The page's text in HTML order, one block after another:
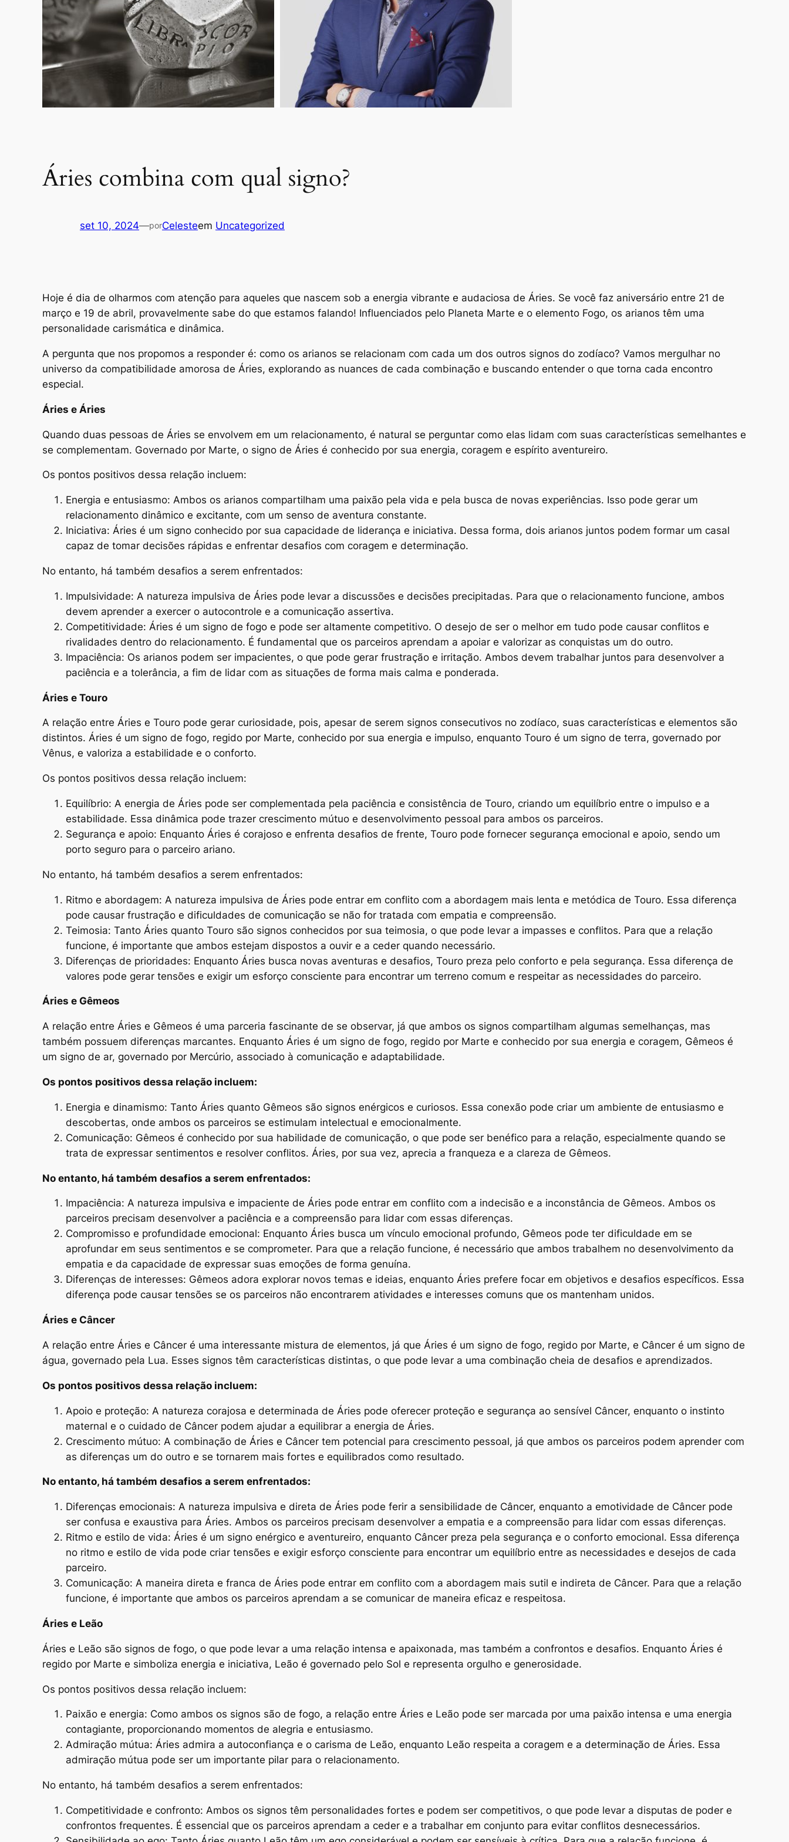
Áries combina com qual signo?
set 10, 2024—porCelesteem Uncategorized
Hoje é dia de olharmos com atenção para aqueles que nascem sob a energia vibrante e audaciosa de Áries. Se você faz aniversário entre 21 de
março e 19 de abril, provavelmente sabe do que estamos falando! Influenciados pelo Planeta Marte e o elemento Fogo, os arianos têm uma
personalidade carismática e dinâmica.
A pergunta que nos propomos a responder é: como os arianos se relacionam com cada um dos outros signos do zodíaco? Vamos mergulhar no
universo da compatibilidade amorosa de Áries, explorando as nuances de cada combinação e buscando entender o que torna cada encontro
especial.
Áries e Áries
Quando duas pessoas de Áries se envolvem em um relacionamento, é natural se perguntar como elas lidam com suas características semelhantes e
se complementam. Governado por Marte, o signo de Áries é conhecido por sua energia, coragem e espírito aventureiro.
Os pontos positivos dessa relação incluem:
Energia e entusiasmo: Ambos os arianos compartilham uma paixão pela vida e pela busca de novas experiências. Isso pode gerar um
relacionamento dinâmico e excitante, com um senso de aventura constante.
Iniciativa: Áries é um signo conhecido por sua capacidade de liderança e iniciativa. Dessa forma, dois arianos juntos podem formar um casal
capaz de tomar decisões rápidas e enfrentar desafios com coragem e determinação.
No entanto, há também desafios a serem enfrentados:
Impulsividade: A natureza impulsiva de Áries pode levar a discussões e decisões precipitadas. Para que o relacionamento funcione, ambos
devem aprender a exercer o autocontrole e a comunicação assertiva.
Competitividade: Áries é um signo de fogo e pode ser altamente competitivo. O desejo de ser o melhor em tudo pode causar conflitos e
rivalidades dentro do relacionamento. É fundamental que os parceiros aprendam a apoiar e valorizar as conquistas um do outro.
Impaciência: Os arianos podem ser impacientes, o que pode gerar frustração e irritação. Ambos devem trabalhar juntos para desenvolver a
paciência e a tolerância, a fim de lidar com as situações de forma mais calma e ponderada.
Áries e Touro
A relação entre Áries e Touro pode gerar curiosidade, pois, apesar de serem signos consecutivos no zodíaco, suas características e elementos são
distintos. Áries é um signo de fogo, regido por Marte, conhecido por sua energia e impulso, enquanto Touro é um signo de terra, governado por
Vênus, e valoriza a estabilidade e o conforto.
Os pontos positivos dessa relação incluem:
Equilíbrio: A energia de Áries pode ser complementada pela paciência e consistência de Touro, criando um equilíbrio entre o impulso e a
estabilidade. Essa dinâmica pode trazer crescimento mútuo e desenvolvimento pessoal para ambos os parceiros.
Segurança e apoio: Enquanto Áries é corajoso e enfrenta desafios de frente, Touro pode fornecer segurança emocional e apoio, sendo um
porto seguro para o parceiro ariano.
No entanto, há também desafios a serem enfrentados:
Ritmo e abordagem: A natureza impulsiva de Áries pode entrar em conflito com a abordagem mais lenta e metódica de Touro. Essa diferença
pode causar frustração e dificuldades de comunicação se não for tratada com empatia e compreensão.
Teimosia: Tanto Áries quanto Touro são signos conhecidos por sua teimosia, o que pode levar a impasses e conflitos. Para que a relação
funcione, é importante que ambos estejam dispostos a ouvir e a ceder quando necessário.
Diferenças de prioridades: Enquanto Áries busca novas aventuras e desafios, Touro preza pelo conforto e pela segurança. Essa diferença de
valores pode gerar tensões e exigir um esforço consciente para encontrar um terreno comum e respeitar as necessidades do parceiro.
Áries e Gêmeos
A relação entre Áries e Gêmeos é uma parceria fascinante de se observar, já que ambos os signos compartilham algumas semelhanças, mas
também possuem diferenças marcantes. Enquanto Áries é um signo de fogo, regido por Marte e conhecido por sua energia e coragem, Gêmeos é
um signo de ar, governado por Mercúrio, associado à comunicação e adaptabilidade.
Os pontos positivos dessa relação incluem:
Energia e dinamismo: Tanto Áries quanto Gêmeos são signos enérgicos e curiosos. Essa conexão pode criar um ambiente de entusiasmo e
descobertas, onde ambos os parceiros se estimulam intelectual e emocionalmente.
Comunicação: Gêmeos é conhecido por sua habilidade de comunicação, o que pode ser benéfico para a relação, especialmente quando se
trata de expressar sentimentos e resolver conflitos. Áries, por sua vez, aprecia a franqueza e a clareza de Gêmeos.
No entanto, há também desafios a serem enfrentados:
Impaciência: A natureza impulsiva e impaciente de Áries pode entrar em conflito com a indecisão e a inconstância de Gêmeos. Ambos os
parceiros precisam desenvolver a paciência e a compreensão para lidar com essas diferenças.
Compromisso e profundidade emocional: Enquanto Áries busca um vínculo emocional profundo, Gêmeos pode ter dificuldade em se
aprofundar em seus sentimentos e se comprometer. Para que a relação funcione, é necessário que ambos trabalhem no desenvolvimento da
empatia e da capacidade de expressar suas emoções de forma genuína.
Diferenças de interesses: Gêmeos adora explorar novos temas e ideias, enquanto Áries prefere focar em objetivos e desafios específicos. Essa
diferença pode causar tensões se os parceiros não encontrarem atividades e interesses comuns que os mantenham unidos.
Áries e Câncer
A relação entre Áries e Câncer é uma interessante mistura de elementos, já que Áries é um signo de fogo, regido por Marte, e Câncer é um signo de
água, governado pela Lua. Esses signos têm características distintas, o que pode levar a uma combinação cheia de desafios e aprendizados.
Os pontos positivos dessa relação incluem:
Apoio e proteção: A natureza corajosa e determinada de Áries pode oferecer proteção e segurança ao sensível Câncer, enquanto o instinto
maternal e o cuidado de Câncer podem ajudar a equilibrar a energia de Áries.
Crescimento mútuo: A combinação de Áries e Câncer tem potencial para crescimento pessoal, já que ambos os parceiros podem aprender com
as diferenças um do outro e se tornarem mais fortes e equilibrados como resultado.
No entanto, há também desafios a serem enfrentados:
Diferenças emocionais: A natureza impulsiva e direta de Áries pode ferir a sensibilidade de Câncer, enquanto a emotividade de Câncer pode
ser confusa e exaustiva para Áries. Ambos os parceiros precisam desenvolver a empatia e a compreensão para lidar com essas diferenças.
Ritmo e estilo de vida: Áries é um signo enérgico e aventureiro, enquanto Câncer preza pela segurança e o conforto emocional. Essa diferença
no ritmo e estilo de vida pode criar tensões e exigir esforço consciente para encontrar um equilíbrio entre as necessidades e desejos de cada
parceiro.
Comunicação: A maneira direta e franca de Áries pode entrar em conflito com a abordagem mais sutil e indireta de Câncer. Para que a relação
funcione, é importante que ambos os parceiros aprendam a se comunicar de maneira eficaz e respeitosa.
Áries e Leão
Áries e Leão são signos de fogo, o que pode levar a uma relação intensa e apaixonada, mas também a confrontos e desafios. Enquanto Áries é
regido por Marte e simboliza energia e iniciativa, Leão é governado pelo Sol e representa orgulho e generosidade.
Os pontos positivos dessa relação incluem:
Paixão e energia: Como ambos os signos são de fogo, a relação entre Áries e Leão pode ser marcada por uma paixão intensa e uma energia
contagiante, proporcionando momentos de alegria e entusiasmo.
Admiração mútua: Áries admira a autoconfiança e o carisma de Leão, enquanto Leão respeita a coragem e a determinação de Áries. Essa
admiração mútua pode ser um importante pilar para o relacionamento.
No entanto, há também desafios a serem enfrentados:
Competitividade e confronto: Ambos os signos têm personalidades fortes e podem ser competitivos, o que pode levar a disputas de poder e
confrontos frequentes. É essencial que os parceiros aprendam a ceder e a trabalhar em conjunto para evitar conflitos desnecessários.